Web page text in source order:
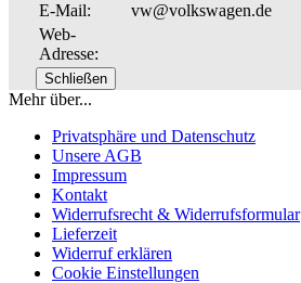
E-Mail:
vw@volkswagen.de
Web-
Adresse:
Schließen
Mehr über...
Privatsphäre und Datenschutz
Unsere AGB
Impressum
Kontakt
Widerrufsrecht & Widerrufsformular
Lieferzeit
Widerruf erklären
Cookie Einstellungen